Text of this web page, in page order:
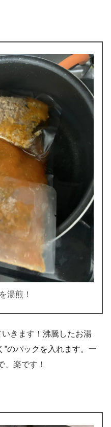
湯煎！
いきます！沸騰したお湯
”のパックを入れます。一
、楽です！